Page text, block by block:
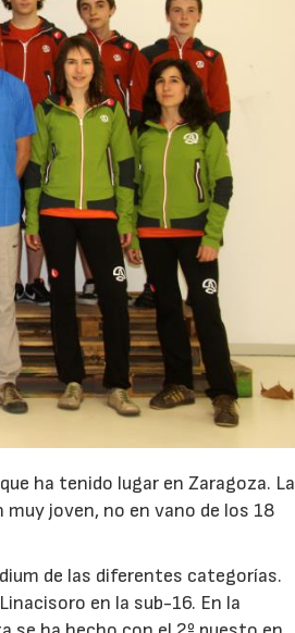
ha tenido lugar en Zaragoza. La
joven, no en vano de los 18
de las diferentes categorías.
en la sub-16. En la